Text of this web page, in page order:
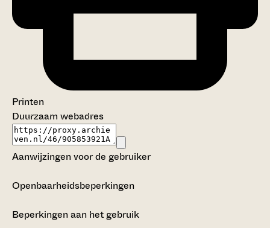
Printen
Duurzaam webadres
Aanwijzingen voor de gebruiker
Openbaarheidsbeperkingen
Beperkingen aan het gebruik